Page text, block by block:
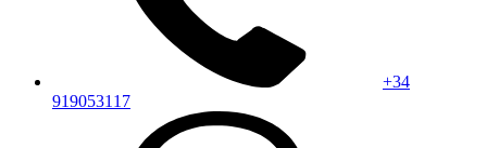
+34
919053117